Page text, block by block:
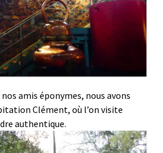
amis éponymes, nous avons
Clément, où l’on visite
authentique.